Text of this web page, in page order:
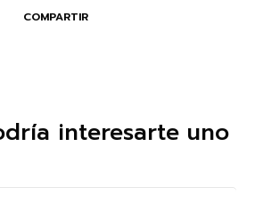
COMPARTIR
interesarte uno